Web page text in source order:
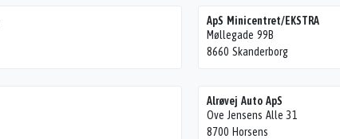
ApS Minicentret/EKSTRA
Møllegade 99B
8660 Skanderborg
Alrøvej Auto ApS
Ove Jensens Alle 31
8700 Horsens